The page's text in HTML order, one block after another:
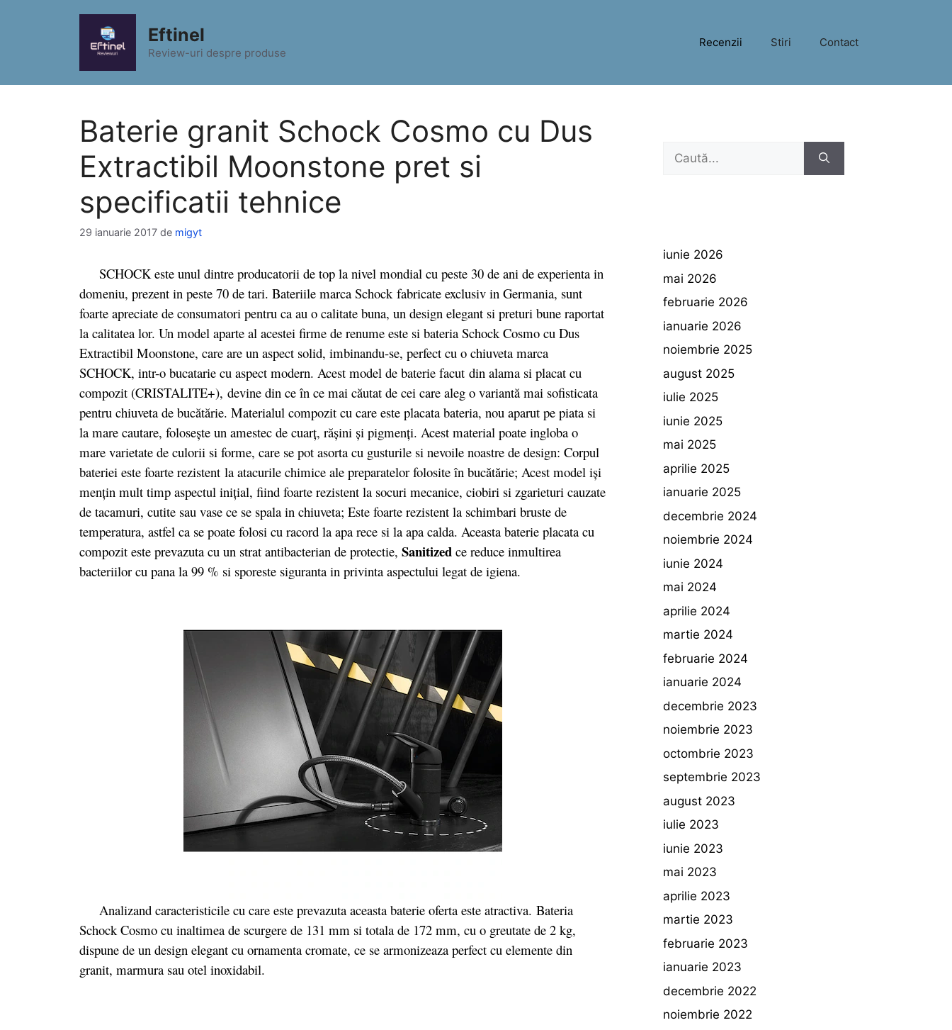
Eftinel
Review-uri despre produse
Recenzii Stiri Contact
Baterie granit Schock Cosmo cu Dus
Extractibil Moonstone pret si
specificatii tehnice
29 ianuarie 2017 de migyt
SCHOCK este unul dintre producatorii de top la nivel mondial cu peste 30 de ani de experienta in
domeniu, prezent in peste 70 de tari. Bateriile marca Schock fabricate exclusiv in Germania, sunt
foarte apreciate de consumatori pentru ca au o calitate buna, un design elegant si preturi bune raportat
la calitatea lor. Un model aparte al acestei firme de renume este si bateria Schock Cosmo cu Dus
Extractibil Moonstone, care are un aspect solid, imbinandu-se, perfect cu o chiuveta marca
SCHOCK, intr-o bucatarie cu aspect modern. Acest model de baterie facut din alama si placat cu
compozit (CRISTALITE+), devine din ce în ce mai căutat de cei care aleg o variantă mai sofisticata
pentru chiuveta de bucătărie. Materialul compozit cu care este placata bateria, nou aparut pe piata si
la mare cautare, folosește un amestec de cuarț, rășini și pigmenți. Acest material poate ingloba o
mare varietate de culorii si forme, care se pot asorta cu gusturile si nevoile noastre de design: Corpul
bateriei este foarte rezistent la atacurile chimice ale preparatelor folosite în bucătărie; Acest model iși
mențin mult timp aspectul inițial, fiind foarte rezistent la socuri mecanice, ciobiri si zgarieturi cauzate
de tacamuri, cutite sau vase ce se spala in chiuveta; Este foarte rezistent la schimbari bruste de
temperatura, astfel ca se poate folosi cu racord la apa rece si la apa calda. Aceasta baterie placata cu
compozit este prevazuta cu un strat antibacterian de protectie, Sanitized ce reduce inmultirea
bacteriilor cu pana la 99 % si sporeste siguranta in privinta aspectului legat de igiena.
Analizand caracteristicile cu care este prevazuta aceasta baterie oferta este atractiva. Bateria
Schock Cosmo cu inaltimea de scurgere de 131 mm si totala de 172 mm, cu o greutate de 2 kg,
dispune de un design elegant cu ornamenta cromate, ce se armonizeaza perfect cu elemente din
granit, marmura sau otel inoxidabil.
Caută
iunie 2026
mai 2026
februarie 2026
ianuarie 2026
noiembrie 2025
august 2025
iulie 2025
iunie 2025
mai 2025
aprilie 2025
ianuarie 2025
decembrie 2024
noiembrie 2024
iunie 2024
mai 2024
aprilie 2024
martie 2024
februarie 2024
ianuarie 2024
decembrie 2023
noiembrie 2023
octombrie 2023
septembrie 2023
august 2023
iulie 2023
iunie 2023
mai 2023
aprilie 2023
martie 2023
februarie 2023
ianuarie 2023
decembrie 2022
noiembrie 2022